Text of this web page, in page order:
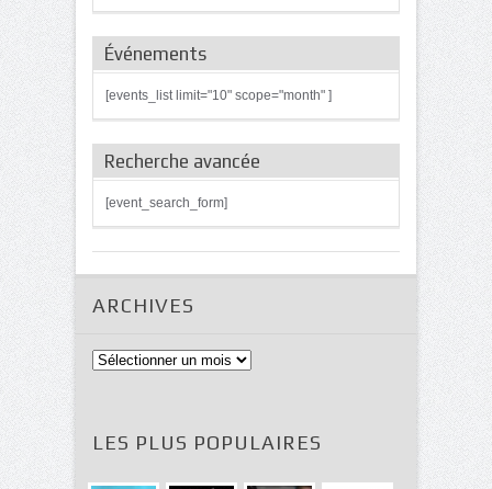
Événements
[events_list limit="10" scope="month" ]
Recherche avancée
[event_search_form]
ARCHIVES
Archives
LES PLUS POPULAIRES